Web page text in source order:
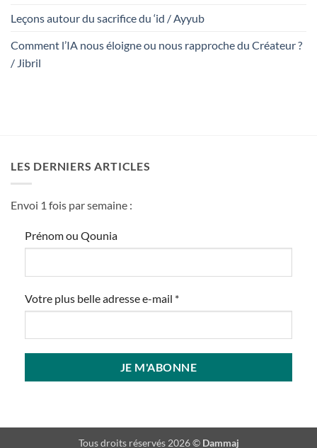
Leçons autour du sacrifice du ‘id / Ayyub
Comment l’IA nous éloigne ou nous rapproche du Créateur ?
/ Jibril
LES DERNIERS ARTICLES
Envoi 1 fois par semaine :
Prénom ou Qounia
Votre plus belle adresse e-mail *
Tous droits réservés 2026 © Dammaj